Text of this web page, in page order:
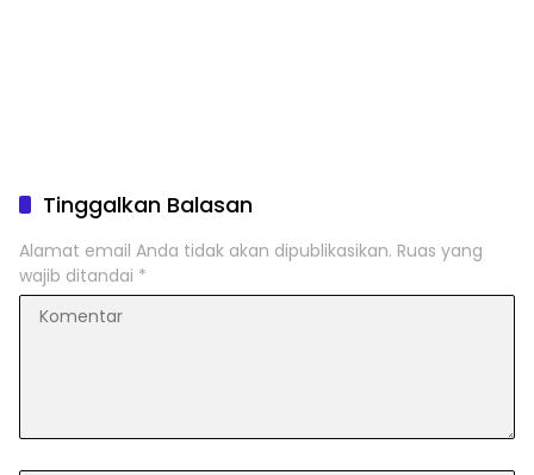
Tinggalkan Balasan
Alamat email Anda tidak akan dipublikasikan. Ruas yang
wajib ditandai *